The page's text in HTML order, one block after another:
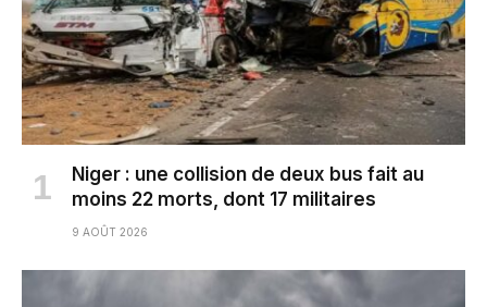
Niger : une collision de deux bus fait au
moins 22 morts, dont 17 militaires
9 AOÛT 2026